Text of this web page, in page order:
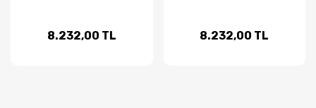
8.232,00 TL 8.232,00 TL